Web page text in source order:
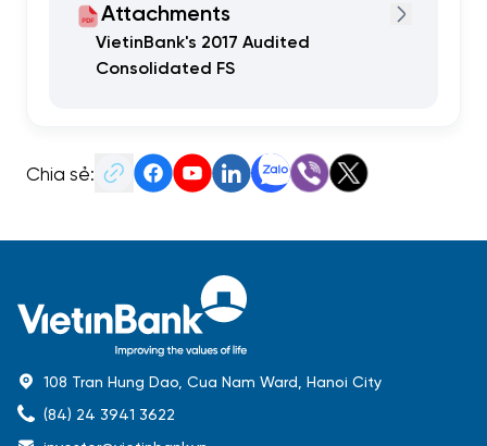
Attachments
VietinBank's 2017 Audited
Consolidated FS
Chia sẻ:
108 Tran Hung Dao, Cua Nam Ward, Hanoi City
(84) 24 3941 3622